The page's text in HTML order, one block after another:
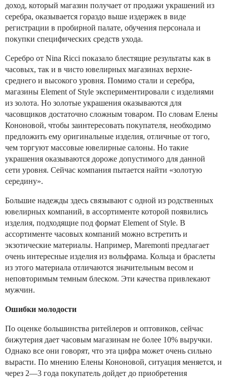
доход, который магазин получает от продажи украшений из
серебра, оказывается гораздо выше издержек в виде
регистрации в пробирной палате, обучения персонала и
покупки специфических средств ухода.
Серебро от Nina Ricci показало блестящие результаты как в
часовых, так и в чисто ювелирных магазинах верхне-
среднего и высокого уровня. Помимо стали и серебра,
магазины Element of Style экспериментировали с изделиями
из золота. Но золотые украшения оказываются для
часовщиков достаточно сложным товаром. По словам Елены
Кононовой, чтобы заинтересовать покупателя, необходимо
предложить ему оригинальные изделия, отличные от того,
чем торгуют массовые ювелирные салоны. Но такие
украшения оказываются дороже допустимого для данной
сети уровня. Сейчас компания пытается найти «золотую
середину».
Большие надежды здесь связывают с одной из родственных
ювелирных компаний, в ассортименте которой появились
изделия, подходящие под формат Element of Style. В
ассортименте часовых компаний можно встретить и
экзотические материалы. Например, Maremonti предлагает
очень интересные изделия из вольфрама. Кольца и браслеты
из этого материала отличаются значительным весом и
неповторимым темным блеском. Эти качества привлекают
мужчин.
Ошибки молодости
По оценке большинства ритейлеров и оптовиков, сейчас
бижутерия дает часовым магазинам не более 10% выручки.
Однако все они говорят, что эта цифра может очень сильно
вырасти. По мнению Елены Кононовой, ситуация меняется, и
через 2—3 года покупатель дойдет до приобретения